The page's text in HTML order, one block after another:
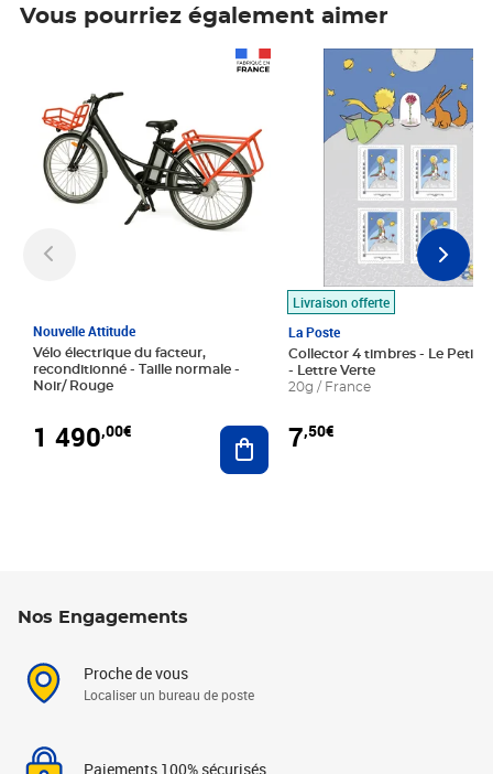
Vous pourriez également aimer
Nouvelle Attitude
Vélo électrique du facteur,
reconditionné - Taille normale -
Noir/ Rouge
1 490,00€ Ajouter au panier
Livraison offerte
La Poste
Collector 4 timbres - Le Petit
- Lettre Verte
20g / France
7,50€
Prix 7,50€
Nos Engagements
Proche de vous
Localiser un bureau de poste
Paiements 100% sécurisés